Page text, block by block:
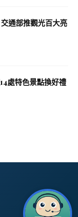
通部推觀光百大亮
處特色景點換好禮